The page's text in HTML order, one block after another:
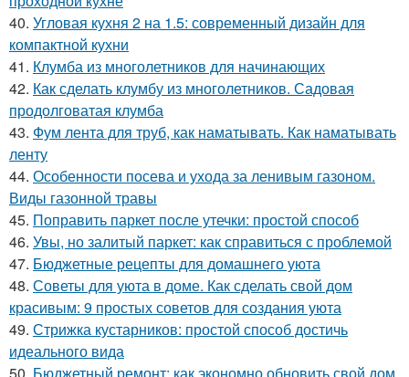
40. Угловая кухня 2 на 1.5: современный дизайн для
компактной кухни
41. Клумба из многолетников для начинающих
42. Как сделать клумбу из многолетников. Садовая
продолговатая клумба
43. Фум лента для труб, как наматывать. Как наматывать
ленту
44. Особенности посева и ухода за ленивым газоном.
Виды газонной травы
45. Поправить паркет после утечки: простой способ
46. Увы, но залитый паркет: как справиться с проблемой
47. Бюджетные рецепты для домашнего уюта
48. Советы для уюта в доме. Как сделать свой дом
красивым: 9 простых советов для создания уюта
49. Стрижка кустарников: простой способ достичь
идеального вида